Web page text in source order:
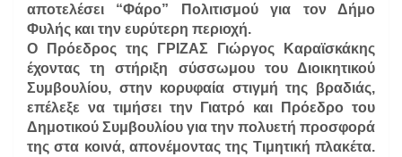
αποτελέσει “Φάρο” Πολιτισμού για τον Δήμο
Φυλής και την ευρύτερη περιοχή.
Ο Πρόεδρος της ΓΡΙΖΑΣ Γιώργος Καραϊσκάκης
έχοντας τη στήριξη σύσσωμου του Διοικητικού
Συμβουλίου, στην κορυφαία στιγμή της βραδιάς,
επέλεξε να τιμήσει την Γιατρό και Πρόεδρο του
Δημοτικού Συμβουλίου για την πολυετή προσφορά
της στα κοινά, απονέμοντας της Τιμητική πλακέτα.